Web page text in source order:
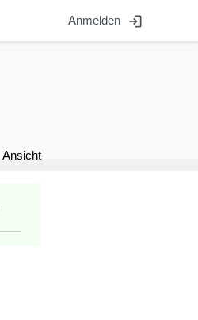
Anmelden login
Ansicht